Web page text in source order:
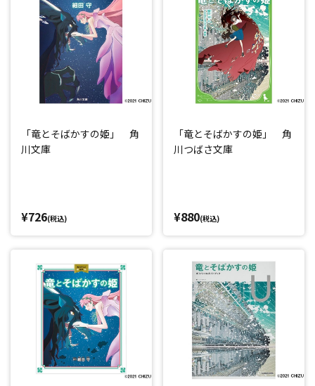
「竜とそばかすの姫」 角
川文庫
¥726(税込)
「竜とそばかすの姫」 角
川つばさ文庫
¥880(税込)